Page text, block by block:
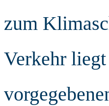
zum
Verkehr